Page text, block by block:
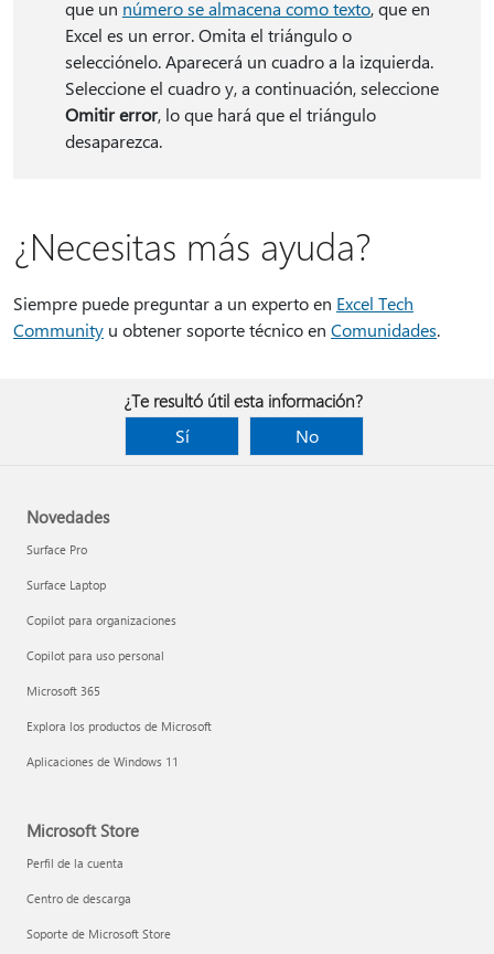
que un número se almacena como texto, que en
Excel es un error. Omita el triángulo o
selecciónelo. Aparecerá un cuadro a la izquierda.
Seleccione el cuadro y, a continuación, seleccione
Omitir error, lo que hará que el triángulo
desaparezca.
¿Necesitas más ayuda?
Siempre puede preguntar a un experto en Excel Tech
Community u obtener soporte técnico en Comunidades.
¿Te resultó útil esta información?
Sí
No
Novedades
Surface Pro
Surface Laptop
Copilot para organizaciones
Copilot para uso personal
Microsoft 365
Explora los productos de Microsoft
Aplicaciones de Windows 11
Microsoft Store
Perfil de la cuenta
Centro de descarga
Soporte de Microsoft Store